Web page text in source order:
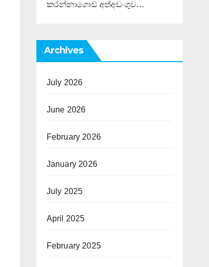
කරන්නාගොඩ අත්අඩංගුව…
Archives
July 2026
June 2026
February 2026
January 2026
July 2025
April 2025
February 2025